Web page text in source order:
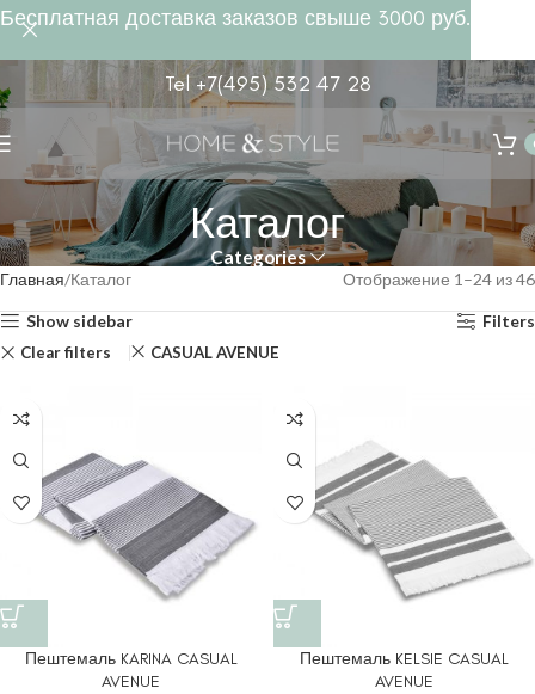
Tel +7(495) 532 47 28
Каталог
Categories
Главная Каталог Отображение 1–24 из 46
Show sidebar Filters
Clear filters CASUAL AVENUE
Пештемаль KARINA CASUAL
AVENUE
Пештемаль KELSIE CASUAL
AVENUE
Бесплатная доставка заказов свыше 3000 руб.